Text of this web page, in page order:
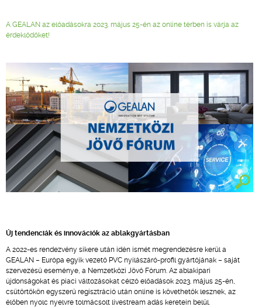
A GEALAN az előadásokra 2023. május 25-én az online térben is várja az
érdeklődőket!
Új tendenciák és innovációk az ablakgyártásban
A 2022-es rendezvény sikere után idén ismét megrendezésre kerül a
GEALAN – Európa egyik vezető PVC nyílászáró-profil gyártójának – saját
szervezésű eseménye, a Nemzetközi Jövő Fórum. Az ablakipari
újdonságokat és piaci változásokat célzó előadások 2023. május 25-én,
csütörtökön egyszerű regisztráció után online is követhetők lesznek, az
élőben nyolc nyelvre tolmácsolt livestream adás keretein belül.